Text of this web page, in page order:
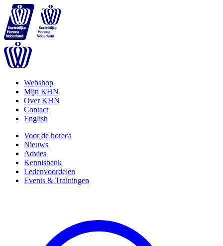
Webshop
Mijn KHN
Over KHN
Contact
English
Voor de horeca
Nieuws
Advies
Kennisbank
Ledenvoordelen
Events & Trainingen